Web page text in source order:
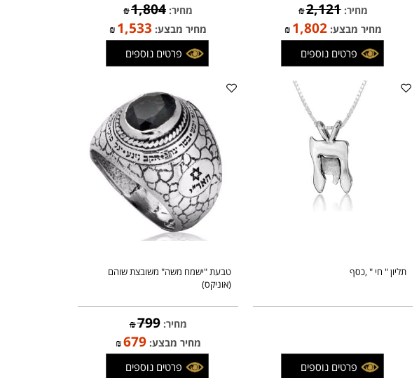
טבעת "לב השולמית" משובצת יהלום
מחיר: ₪2,121
מחיר מבצע: ₪
פרטים נוספים
טבעת "יד השולמית" חמסה / א.ל.ד
(לשמירה והגנה) , משובצת יהלום , זהב
מחיר: ₪1,804
פרטים נוספים
טבעת "ישמח משה" משובצת שוהם